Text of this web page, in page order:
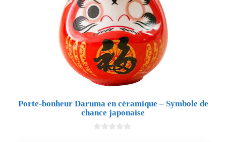
Porte-bonheur Daruma en céramique – Symbole de
chance japonaise